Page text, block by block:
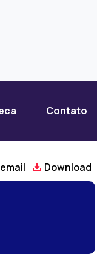
Contato
Download